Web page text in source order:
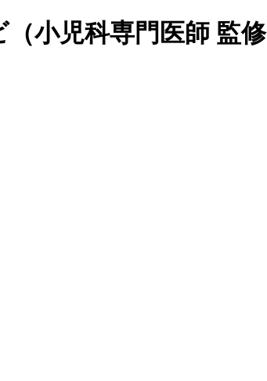
小児科専門医師 監修